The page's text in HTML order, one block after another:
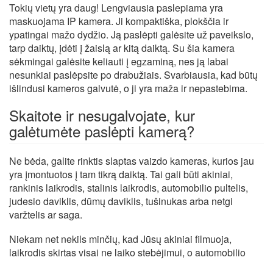
Tokių vietų yra daug! Lengviausia paslepiama yra
maskuojama IP kamera. Ji kompaktiška, plokščia ir
ypatingai mažo dydžio. Ją paslėpti galėsite už paveikslo,
tarp daiktų, įdėti į žaislą ar kitą daiktą. Su šia kamera
sėkmingai galėsite keliauti į egzaminą, nes ją labai
nesunkiai paslėpsite po drabužiais. Svarbiausia, kad būtų
išlindusi kameros galvutė, o ji yra maža ir nepastebima.
Skaitote ir nesugalvojate, kur
galėtumėte paslėpti kamerą?
Ne bėda, galite rinktis slaptas vaizdo kameras, kurios jau
yra įmontuotos į tam tikrą daiktą. Tai gali būti akiniai,
rankinis laikrodis, stalinis laikrodis, automobilio pultelis,
judesio daviklis, dūmų daviklis, tušinukas arba netgi
varžtelis ar saga.
Niekam net nekils minčių, kad Jūsų akiniai filmuoja,
laikrodis skirtas visai ne laiko stebėjimui, o automobilio